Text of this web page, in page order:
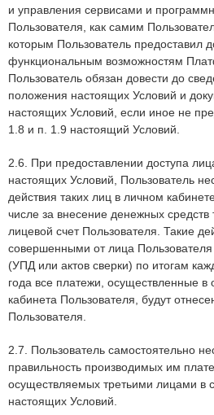
и управления сервисами и
Пользователя, как самим
которым Пользователь предоставил
функциональным возможностям
Пользователь обязан довести до
положения настоящих Условий и
настоящих Условий, если иное не
1.8 и п. 1.9 настоящий Условий.
2.6. При предоставлении доступа
настоящих Условий, Пользователь
действия таких лиц в личном
числе за внесение денежных
лицевой счет Пользователя. Такие
совершенными от лица Пользователя
(УПД или актов сверки) по итогам
года все платежи, осуществленные в
кабинета Пользователя, будут
Пользователя.
2.7. Пользователь самостоятельно
правильность производимых им
осуществляемых третьими лицами в
настоящих Условий.